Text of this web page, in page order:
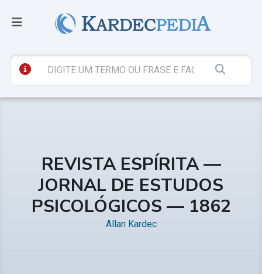
REVISTA ESPÍRITA —
JORNAL DE ESTUDOS
PSICOLÓGICOS — 1862
Allan Kardec